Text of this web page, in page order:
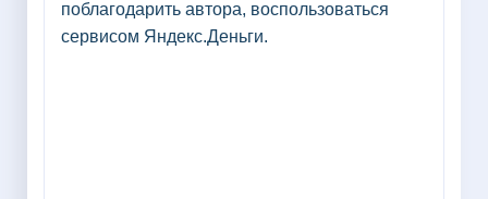
поблагодарить автора, воспользоваться
сервисом Яндекс.Деньги.